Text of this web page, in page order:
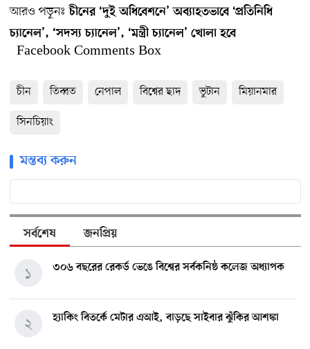
আরও পড়ুনঃচীনের ‘দুই অধিবেশনে’ অব্যাহতভাবে ‘প্রতিনিধি
চ্যানেল’, ‘সদস্য চ্যানেল’, ‘মন্ত্রী চ্যানেল’ খোলা হবে
Facebook Comments Box
চীন তিব্বত নেপাল বিশ্বের ছাদ ভুটান
মিয়ানমার
সিনচিয়াং
মন্তব্য করুন
সর্বশেষ জনপ্রিয়
৩০৬ বছরের রেকর্ড ভেঙে বিশ্বের সর্বকনিষ্ঠ কলেজ অধ্যাপক
১
হ্যাকিং বিতর্কে মেটার এআই, বাড়ছে সাইবার ঝুঁকির আশঙ্কা
২